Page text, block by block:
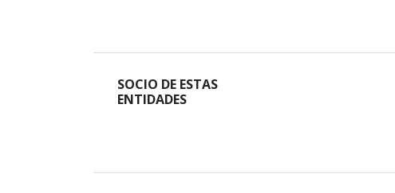
SOCIO DE ESTAS
ENTIDADES